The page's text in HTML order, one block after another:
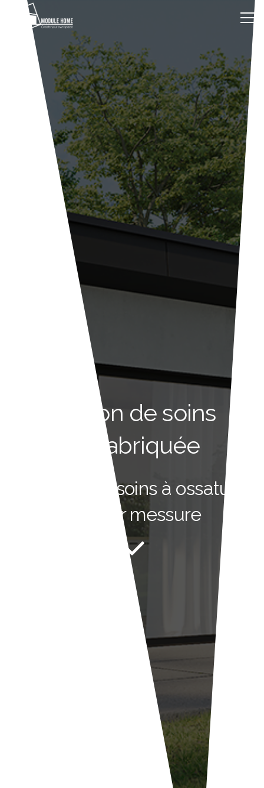
Maison de soins
préfabriquée
Maisons de soins à ossature
bois sur messure